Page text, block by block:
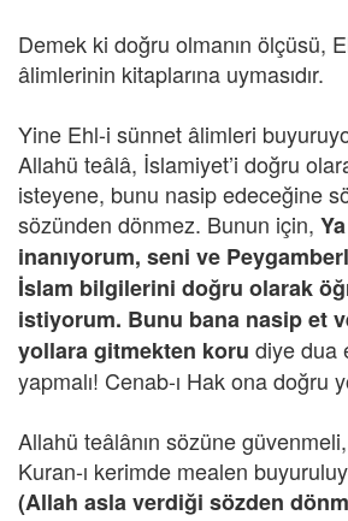
Demek ki doğru olmanın ölçüsü,
âlimlerinin kitaplarına uymasıdır.
Yine Ehl-i sünnet âlimleri
Allahü teâlâ, İslamiyet’i doğru
isteyene, bunu nasip edeceğine
sözünden dönmez. Bunun için,
inanıyorum, seni ve
İslam bilgilerini doğru olarak
istiyorum. Bunu bana nasip et
yollara gitmekten koru diye dua
yapmalı! Cenab-ı Hak ona doğru
Allahü teâlânın sözüne güvenmeli,
Kuran-ı kerimde mealen
(Allah asla verdiği sözden